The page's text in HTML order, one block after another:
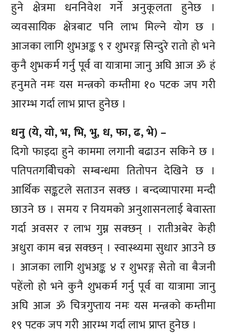
हुने क्षेत्रमा धननिवेश गर्ने अनुकूलता हुनेछ ।
व्यवसायिक क्षेत्रबाट पनि लाभ मिल्ने योग छ ।
आजका लागि शुभअङ्क ९ र शुभरङ्ग सिन्दुरे रातो हो भने
कुनै शुभकर्म गर्नु पूर्व वा यात्रामा जानु अघि आज ॐ हं
हनुमते नमः यस मन्त्रको कम्तीमा १० पटक जप गरी
आरम्भ गर्दा लाभ प्राप्त हुनेछ ।
धनु (ये, यो, भ, भि, भु, ध, फा, ढ, भे) –
दिगो फाइदा हुने काममा लगानी बढाउन सकिने छ ।
पतिपतगबिीचको सम्बन्धमा तितोपन देखिने छ ।
आर्थिक सङ्कटले सताउन सक्छ । बन्दव्यापारमा मन्दी
छाउने छ । समय र नियमको अनुशासनलाई बेवास्ता
गर्दा अवसर र लाभ गुम्न सक्छन् । रातीअबेर केही
अधुरा काम बन्न सक्छन् । स्वास्थ्यमा सुधार आउने छ
। आजका लागि शुभअङ्क ४ र शुभरङ्ग सेतो वा बैजनी
पहेंलो हो भने कुनै शुभकर्म गर्नु पूर्व वा यात्रामा जानु
अघि आज ॐ चित्रगुप्ताय नमः यस मन्त्रको कम्तीमा
१९ पटक जप गरी आरम्भ गर्दा लाभ प्राप्त हुनेछ ।